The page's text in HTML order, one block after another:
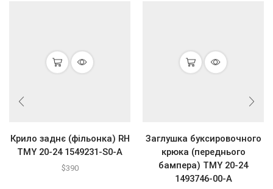
Крило заднє (фільонка) RH
ТМY 20-24 1549231-S0-A
$390
Заглушка буксировочного
крюка (переднього
бампера) ТМY 20-24
1493746-00-A